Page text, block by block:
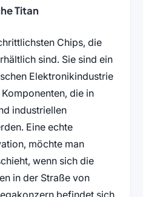
Titan
Chips, die
sind. Sie sind ein
Elektronikindustrie
die in
industriellen
Eine echte
möchte man
wenn sich die
in der Straße von
befindet sich